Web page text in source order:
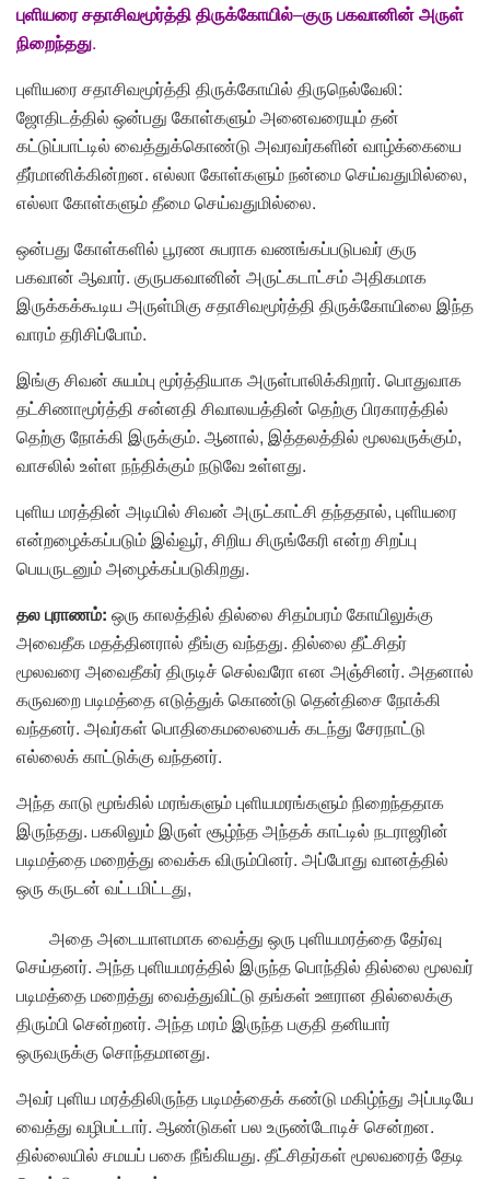
புளியரை சதாசிவமூர்த்தி திருக்கோயில்–குரு பகவானின் அருள்
நிறைந்தது.
புளியரை சதாசிவமூர்த்தி திருக்கோயில் திருநெல்வேலி:
ஜோதிடத்தில் ஒன்பது கோள்களும் அனைவரையும் தன்
கட்டுப்பாட்டில் வைத்துக்கொண்டு அவரவர்களின் வாழ்க்கையை
தீர்மானிக்கின்றன. எல்லா கோள்களும் நன்மை செய்வதுமில்லை,
எல்லா கோள்களும் தீமை செய்வதுமில்லை.
ஒன்பது கோள்களில் பூரண சுபராக வணங்கப்படுபவர் குரு
பகவான் ஆவார். குருபகவானின் அருட்கடாட்சம் அதிகமாக
இருக்கக்கூடிய அருள்மிகு சதாசிவமூர்த்தி திருக்கோயிலை இந்த
வாரம் தரிசிப்போம்.
இங்கு சிவன் சுயம்பு மூர்த்தியாக அருள்பாலிக்கிறார். பொதுவாக
தட்சிணாமூர்த்தி சன்னதி சிவாலயத்தின் தெற்கு பிரகாரத்தில்
தெற்கு நோக்கி இருக்கும். ஆனால், இத்தலத்தில் மூலவருக்கும்,
வாசலில் உள்ள நந்திக்கும் நடுவே உள்ளது.
புளிய மரத்தின் அடியில் சிவன் அருட்காட்சி தந்ததால், புளியரை
என்றழைக்கப்படும் இவ்வூர், சிறிய சிருங்கேரி என்ற சிறப்பு
பெயருடனும் அழைக்கப்படுகிறது.
தல புராணம்: ஒரு காலத்தில் தில்லை சிதம்பரம் கோயிலுக்கு
அவைதீக மதத்தினரால் தீங்கு வந்தது. தில்லை தீட்சிதர்
மூலவரை அவைதீகர் திருடிச் செல்வரோ என அஞ்சினர். அதனால்
கருவறை படிமத்தை எடுத்துக் கொண்டு தென்திசை நோக்கி
வந்தனர். அவர்கள் பொதிகைமலையைக் கடந்து சேரநாட்டு
எல்லைக் காட்டுக்கு வந்தனர்.
அந்த காடு மூங்கில் மரங்களும் புளியமரங்களும் நிறைந்ததாக
இருந்தது. பகலிலும் இருள் சூழ்ந்த அந்தக் காட்டில் நடராஜரின்
படிமத்தை மறைத்து வைக்க விரும்பினர். அப்போது வானத்தில்
ஒரு கருடன் வட்டமிட்டது,
அதை அடையாளமாக வைத்து ஒரு புளியமரத்தை தேர்வு
செய்தனர். அந்த புளியமரத்தில் இருந்த பொந்தில் தில்லை மூலவர்
படிமத்தை மறைத்து வைத்துவிட்டு தங்கள் ஊரான தில்லைக்கு
திரும்பி சென்றனர். அந்த மரம் இருந்த பகுதி தனியார்
ஒருவருக்கு சொந்தமானது.
அவர் புளிய மரத்திலிருந்த படிமத்தைக் கண்டு மகிழ்ந்து அப்படியே
வைத்து வழிபட்டார். ஆண்டுகள் பல உருண்டோடிச் சென்றன.
தில்லையில் சமயப் பகை நீங்கியது. தீட்சிதர்கள் மூலவரைத் தேடி